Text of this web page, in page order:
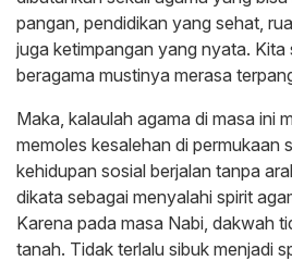
pangan, pendidikan yang sehat,
juga ketimpangan yang nyata. Kita
beragama mustinya merasa
Maka, kalaulah agama di masa ini
memoles kesalehan di permukaan
kehidupan sosial berjalan tanpa
dikata sebagai menyalahi spirit
Karena pada masa Nabi, dakwah
tanah. Tidak terlalu sibuk menjadi